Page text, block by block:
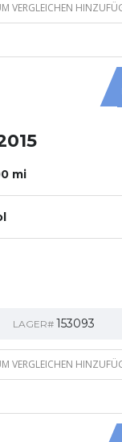
VERGLEICHEN
mi
LAGER# 153093
VERGLEICHEN